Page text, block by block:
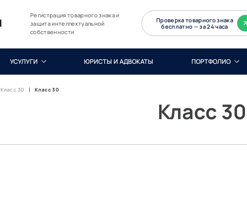
Регистрация товарного знака и
защита интеллектуальной
собственности
Проверка товарного знака
бесплатно — за 24 часа
УСУЛУГИ ЮРИСТЫ И АДВОКАТЫ ПОРТФОЛИО
Класс 30 Класс 30
Класс 30